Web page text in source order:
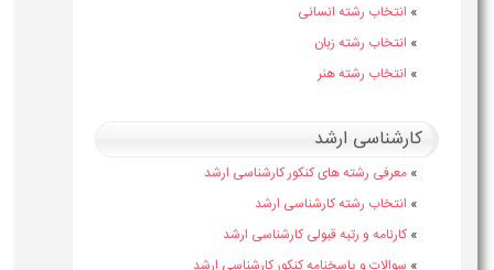
» انتخاب رشته انسانی
» انتخاب رشته زبان
» انتخاب رشته هنر
کارشناسی ارشد
» معرفی رشته های کنکور کارشناسی ارشد
» انتخاب رشته کارشناسی ارشد
» کارنامه و رتبه قبولی کارشناسی ارشد